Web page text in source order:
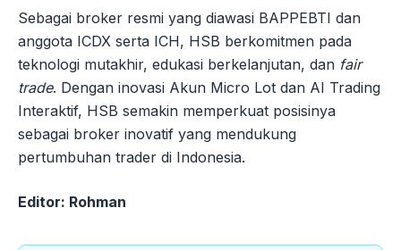
Sebagai broker resmi yang diawasi BAPPEBTI dan
anggota ICDX serta ICH, HSB berkomitmen pada
teknologi mutakhir, edukasi berkelanjutan, dan fair
trade. Dengan inovasi Akun Micro Lot dan AI Trading
Interaktif, HSB semakin memperkuat posisinya
sebagai broker inovatif yang mendukung
pertumbuhan trader di Indonesia.
Editor: Rohman